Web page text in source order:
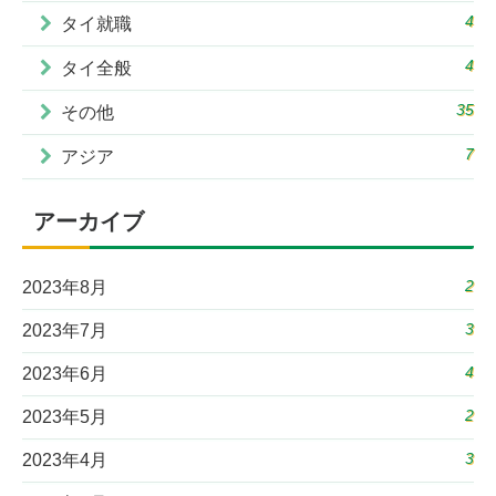
タイ就職 4
タイ全般 4
その他 35
アジア 7
アーカイブ
2023年8月 2
2023年7月 3
2023年6月 4
2023年5月 2
2023年4月 3